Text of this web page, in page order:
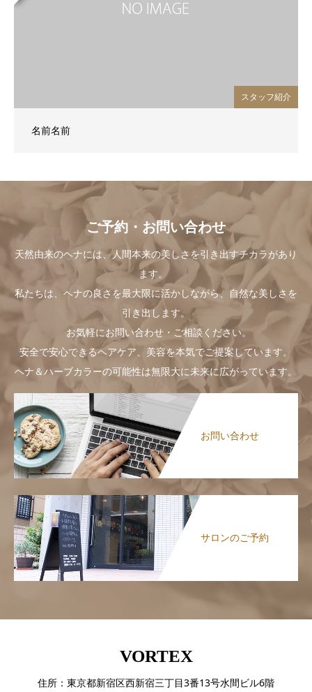
スタッフ紹介
名前名前
ご予約・お問い合わせ
天然由来のヘナには、人間本来の美しさを引き出すチカラがあり
ます。
私たちは、ヘナの良さを最大限に活かしながら、自然な美しさを
引き出します。
お気軽にお問い合わせ・ご相談ください。
安全で安心できるヘアケア、美容を本気でご提案しています。
ヘナ＆ハーブカラーの可能性は無限大に未来に広がっています。
お問い合わせ
サロンのご予約
VORTEX
住所：東京都新宿区西新宿三丁目3番13号水間ビル6階